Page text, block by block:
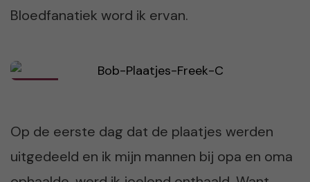
Bloedfanatiek word ik ervan.
Op de eerste dag dat de plaatjes werden
uitgedeeld en ik mijn mannen bij opa en oma